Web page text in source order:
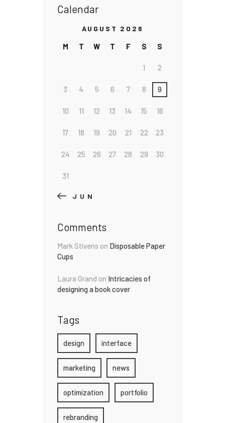
Calendar
AUGUST 2026
M T W T F S S
1 2
3 4 5 6 7 8 9
10 11 12 13 14 15 16
17 18 19 20 21 22 23
24 25 26 27 28 29 30
31
« JUN
Comments
Mark Stivens on Disposable Paper
Cups
Laura Grand on Intricacies of
designing a book cover
Tags
design interface
marketing news
optimization portfolio
rebranding